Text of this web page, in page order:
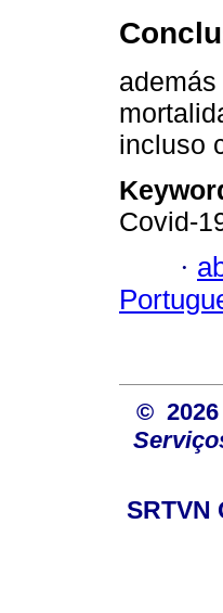
incluso
Covid-
·
© 2026
SRTVN